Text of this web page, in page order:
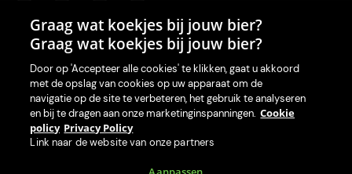
Onze app voor je machine
Graag wat koekjes bij jouw bier?
Graag wat koekjes bij jouw bier?
Door op 'Accepteer alle cookies' te klikken, gaat u akkoord
met de opslag van cookies op uw apparaat om de
navigatie op de site te verbeteren, het gebruik te analyseren
en bij te dragen aan onze marketinginspanningen. Cookie
policy Privacy Policy
Link naar de website van onze partners